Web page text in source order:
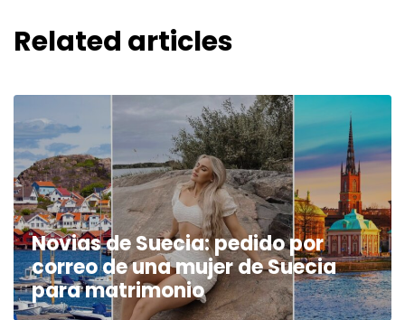
Related articles
Novias de Suecia: pedido por
correo de una mujer de Suecia
para matrimonio